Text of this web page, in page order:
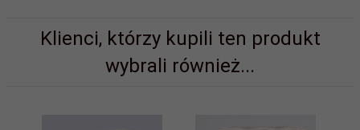
Klienci, którzy kupili ten produkt
wybrali również...